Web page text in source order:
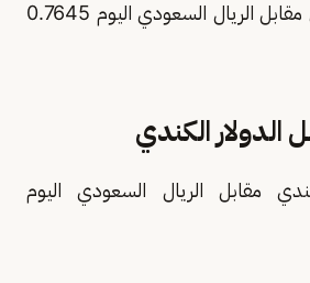
- سعر الريال البرازيلي مقابل الريال السعودي اليوم 0.7645
الدولار الكندي
مقابل الريال السعودي اليوم